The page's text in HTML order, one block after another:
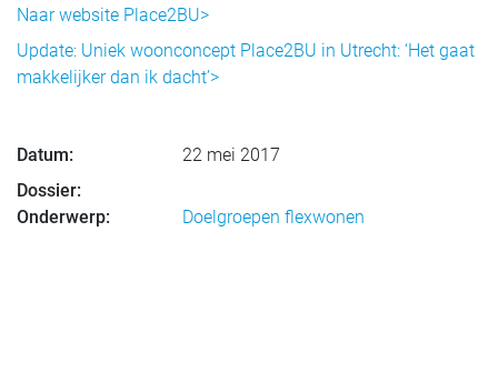
Naar website Place2BU>
Update: Uniek woonconcept Place2BU in Utrecht: ‘Het gaat
makkelijker dan ik dacht’>
Datum:
22 mei 2017
Dossier:
Onderwerp:
Doelgroepen flexwonen